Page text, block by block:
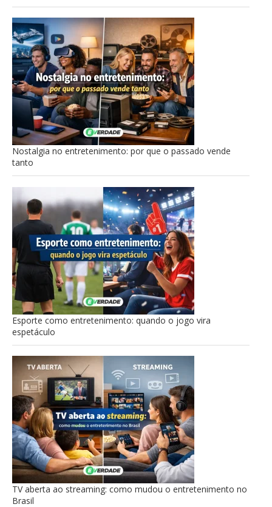
Nostalgia no entretenimento: por que o passado vende
tanto
Esporte como entretenimento: quando o jogo vira
espetáculo
TV aberta ao streaming: como mudou o entretenimento no
Brasil